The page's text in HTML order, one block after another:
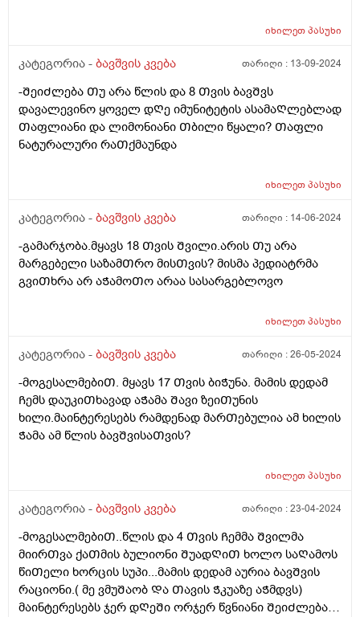
გავაგებინე ის, თუ რა უნდა ჭამოს, რომ დანაყრდეს და
განმავლობაში ჭამს ლუკმა-ლუკმა, პურს ნამცეც-
და საკვებისთვის მიყოლება ვერ ვასწავლე. უმეტესად
არც არაფერს აყოლებს პურს და არც დამანაყრებელ
საჭმელს ჭამს, მოშივდება, მივა სალათის ფოთლებს
ჭამს, მერე კიდევ მოშივდება, ახლა ბულგარულ
მირჩიეთ რამე, ან მითხარით ეს ნორმაა? დატანჯული
სამზარეულოდან ვერ გამოვდივარ მთელი დღე.
იხილეთპასუხი
კატეგორია - ბავშვის კვება თარიღი : 13-09-2024
-ᲨეიᲫლება Თუ არა წლის და 8 Თვის ბავᲨვს
დავალევინო ყოველ დᲦე იმუნიტეტის ასამაᲦლებლად
Თაფლიანი და ლიმონიანი Თბილი წყალი? Თაფლი
ნატურალური რაᲗქმაუნდა
იხილეთპასუხი
კატეგორია - ბავშვის კვება თარიღი : 14-06-2024
-გამარჯობა.მყავს 18 Თვის Შვილი.არის Თუ არა
მარგებელი საზამᲗრო მისᲗვის? მისმა პედიატრმა
გვიᲗხრა არ აᲭამოᲗო არაა სასარგებლოვო
იხილეთპასუხი
კატეგორია - ბავშვის კვება თარიღი :26-05-2024
-მოგესალმებიᲗ. მყავს 17 Თვის ბიᲭუნა. მამის დედამ
Ჩემს დაუკიᲗხავად აᲭამა Შავი ზეიᲗუნის
ხილი.მაინტერესებს რამდენად მარᲗებულია ამ ხილის
Ჭამა ამ წლის ბავᲨვისაᲗვის?
იხილეთპასუხი
კატეგორია - ბავშვის კვება თარიღი :23-04-2024
-მოგესალმებიᲗ..წლის და 4 Თვის Ჩემმა Შვილმა
მიირᲗვა ქაᲗმის ბულიონი ᲨუადᲦიᲗ ხოლო საᲦამოს
წიᲗელი ხორცის სუპი...მამის დედამ აურია ბავᲨვის
რაციონი.( მე ვმუᲨაობ Და Თავის Ჭკუაზე აᲭმდვს)
მაინტერესებს ჯერ დᲦეᲨი ორჯერ წვნიანი ᲨეიᲫლება?